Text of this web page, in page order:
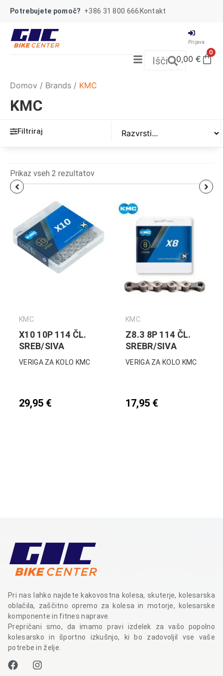
Potrebujete pomoč? +386 31 800 666 Kontakt
Prijava
Išči
0
0,00 €
Domov / Brands / KMC
KMC
Filtriraj
Prikaz vseh 2 rezultatov
KMC
X10 10P 114 ČL.
SREB/SIVA
VERIGA ZA KOLO KMC
29,95 €
KMC
Z8.3 8P 114 ČL.
SREBR/SIVA
VERIGA ZA KOLO KMC
17,95 €
Pri nas lahko najdete kakovostna kolesa, skuterje, kolesarska
oblačila, zaščitno opremo za kolesa in motorje, kolesarske
komponente in fitnes naprave.
Prepričani smo, da imamo pravi izdelek za vašo popolno
kolesarsko in športno izkušnjo, ki bo zadovoljil vse vaše
potrebe in želje.